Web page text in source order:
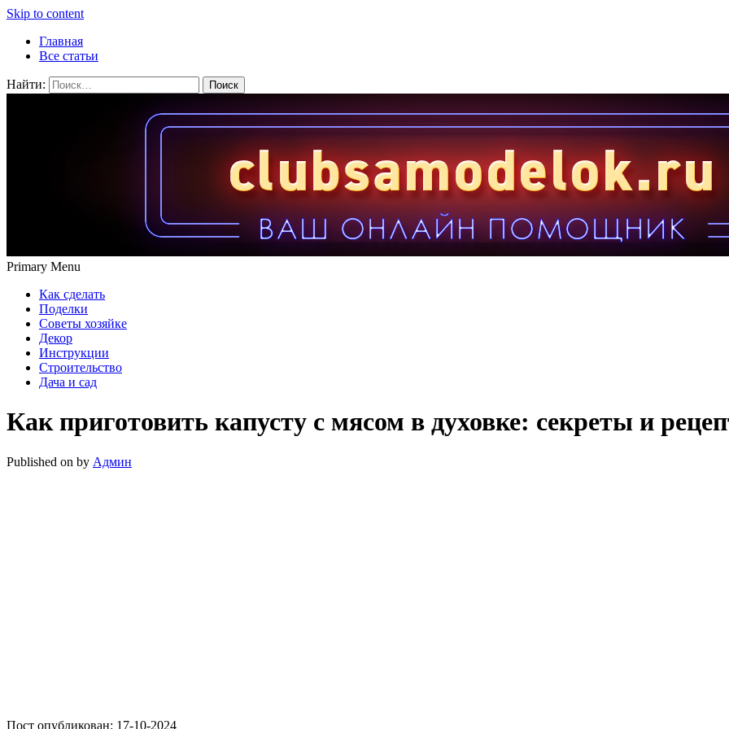
Skip to content
Главная
Все статьи
Найти:
Primary Menu
Как сделать
Поделки
Советы хозяйке
Декор
Инструкции
Строительство
Дача и сад
Как приготовить капусту с мясом в духовке: секреты и
Published on by Админ
Пост опубликован: 17-10-2024